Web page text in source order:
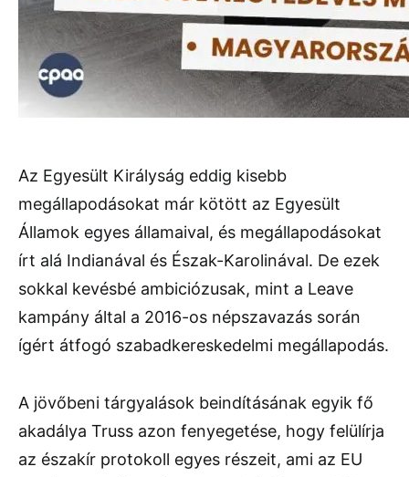
Az Egyesült Királyság eddig kisebb
megállapodásokat már kötött az Egyesült
Államok egyes államaival, és megállapodásokat
írt alá Indianával és Észak-Karolinával. De ezek
sokkal kevésbé ambiciózusak, mint a Leave
kampány által a 2016-os népszavazás során
ígért átfogó szabadkereskedelmi megállapodás.
A jövőbeni tárgyalások beindításának egyik fő
akadálya Truss azon fenyegetése, hogy felülírja
az északír protokoll egyes részeit, ami az EU